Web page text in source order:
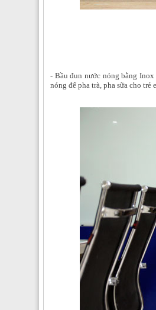
- Bầu đun nước nóng bằng
nóng để pha trà, pha sữa cho trẻ